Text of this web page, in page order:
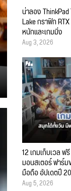
น่าลอง
Lake กราฟิก
หนักและเกมมิ่ง
Aug 3, 2026
12 เกมเก็บเวล ฟ
มอนสเตอร์ ฟาร์
มือถือ อัปเดตปี
Aug 5, 2026